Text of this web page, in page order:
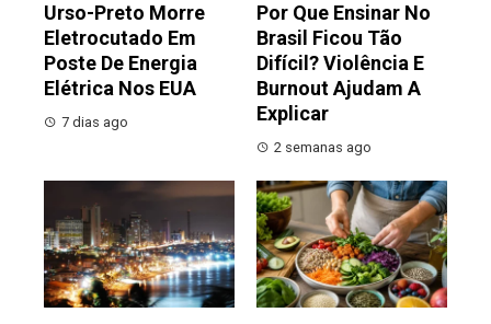
Urso-Preto Morre
Eletrocutado Em
Poste De Energia
Elétrica Nos EUA
7 dias ago
Por Que Ensinar No
Brasil Ficou Tão
Difícil? Violência E
Burnout Ajudam A
Explicar
2 semanas ago